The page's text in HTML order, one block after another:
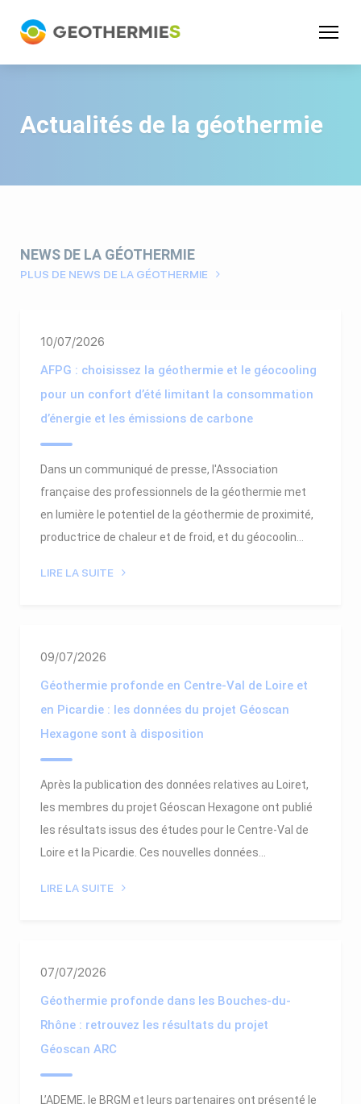
Actualités de la géothermie
NEWS DE LA GÉOTHERMIE
PLUS DE NEWS DE LA GÉOTHERMIE
10/07/2026
AFPG : choisissez la géothermie et le géocooling
pour un confort d’été limitant la consommation
d’énergie et les émissions de carbone
Dans un communiqué de presse, l'Association
française des professionnels de la géothermie met
en lumière le potentiel de la géothermie de proximité,
productrice de chaleur et de froid, et du géocoolin...
LIRE LA SUITE
09/07/2026
Géothermie profonde en Centre-Val de Loire et
en Picardie : les données du projet Géoscan
Hexagone sont à disposition
Après la publication des données relatives au Loiret,
les membres du projet Géoscan Hexagone ont publié
les résultats issus des études pour le Centre-Val de
Loire et la Picardie. Ces nouvelles données...
LIRE LA SUITE
07/07/2026
Géothermie profonde dans les Bouches-du-
Rhône : retrouvez les résultats du projet
Géoscan ARC
L’ADEME, le BRGM et leurs partenaires ont présenté le